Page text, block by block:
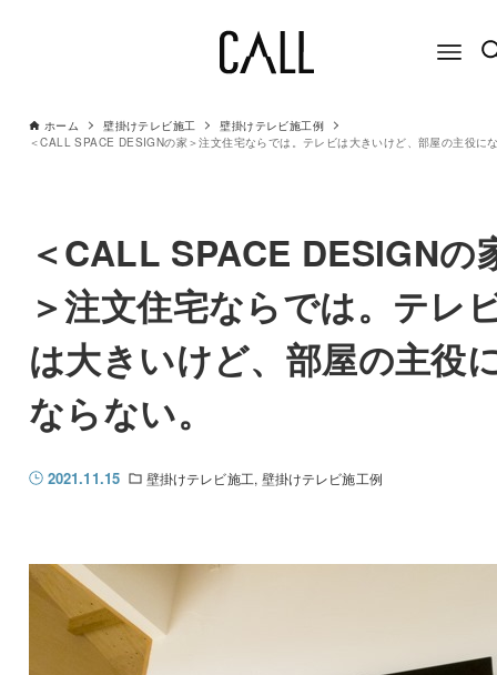
ホーム 壁掛けテレビ施工 壁掛けテレビ施工例
＜CALL SPACE DESIGNの
＞注文住宅ならでは。テレ
は大きいけど、部屋の主役
ならない。
2021.11.15 壁掛けテレビ施工 壁掛けテレビ施工例